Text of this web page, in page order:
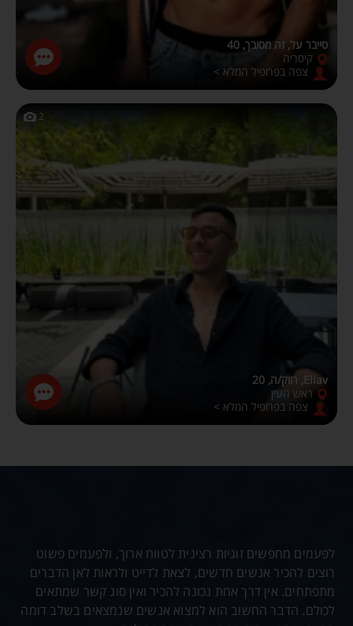
סייבר על, זה מסובך, 40
קיסריה
צפה בפרופיל המלא >
2
Eliav, רווק/ה, 20
ראש העין
צפה בפרופיל המלא >
לפעמים מחפשים זוגיות רצינית לטווח ארוך, ולפעמים פשוט
רוצים להכיר אנשים חדשים, לצאת לדייט ולראות לאן הדברים
מתפתחים. אין דרך אחת נכונה להכיר ואין סוג קשר שמתאים
לכולם. הדבר החשוב הוא למצוא אנשים שנמצאים בשלב דומה